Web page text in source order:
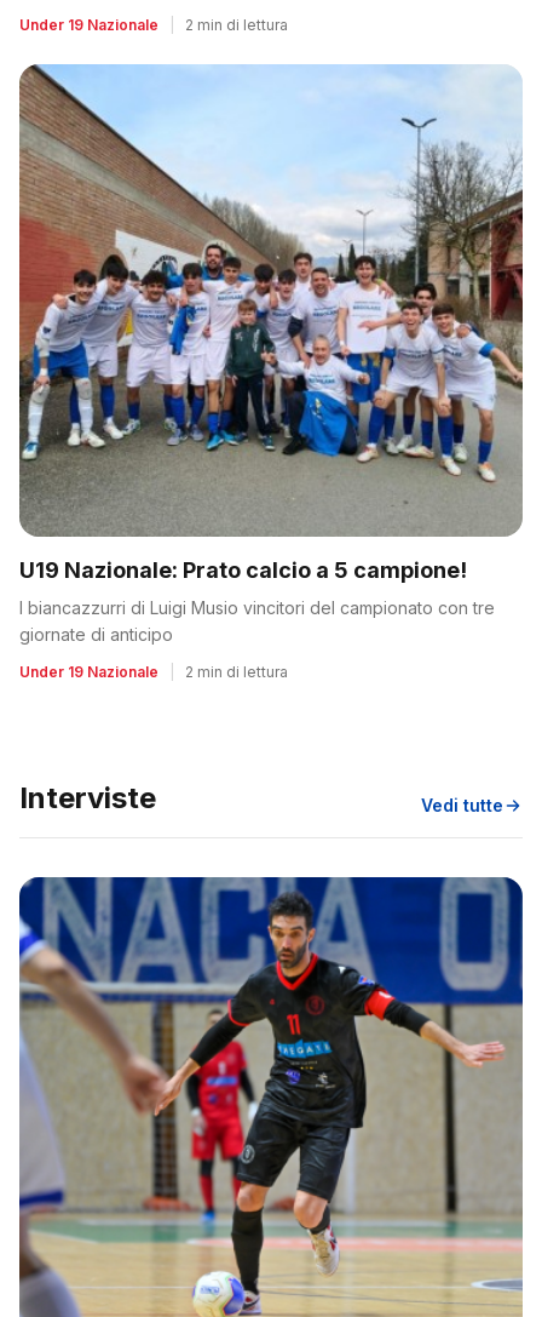
Under 19 Nazionale 2 min di lettura
U19 Nazionale: Prato calcio a 5 campione!
I biancazzurri di Luigi Musio vincitori del campionato con tre
giornate di anticipo
Under 19 Nazionale 2 min di lettura
Interviste Vedi tutte